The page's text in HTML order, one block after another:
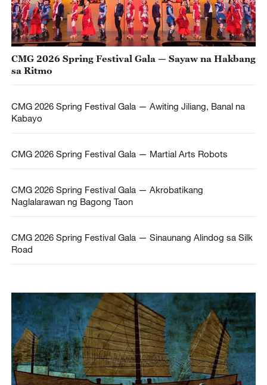
CMG 2026 Spring Festival Gala — Sayaw na Hakbang
sa Ritmo
CMG 2026 Spring Festival Gala — Awiting Jiliang, Banal na
Kabayo
CMG 2026 Spring Festival Gala — Martial Arts Robots
CMG 2026 Spring Festival Gala — Akrobatikang
Naglalarawan ng Bagong Taon
CMG 2026 Spring Festival Gala — Sinaunang Alindog sa Silk
Road